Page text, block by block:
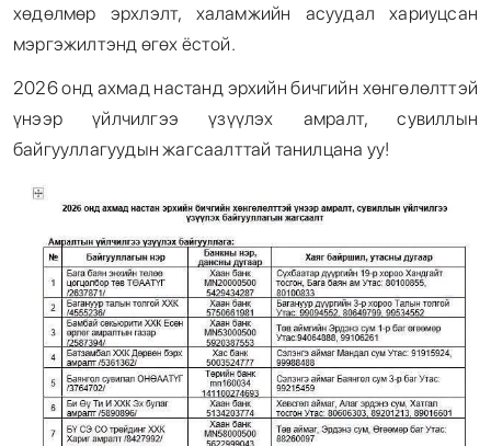
хөдөлмөр эрхлэлт, халамжийн асуудал хариуцсан
мэргэжилтэнд өгөх ёстой.
2026 онд ахмад настанд эрхийн бичгийн хөнгөлөлттэй
үнээр үйлчилгээ үзүүлэх амралт, сувиллын
байгууллагуудын жагсаалттай танилцана уу!